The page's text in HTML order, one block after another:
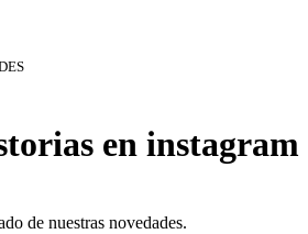
en instagram
de nuestras novedades.